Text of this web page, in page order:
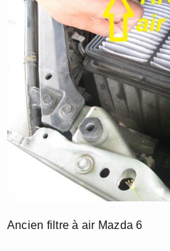
Ancien filtre à air Mazda 6